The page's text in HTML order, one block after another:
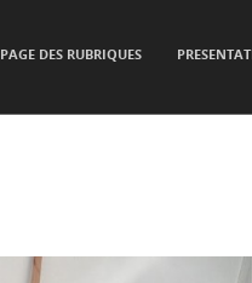
PAGE DES RUBRIQUES